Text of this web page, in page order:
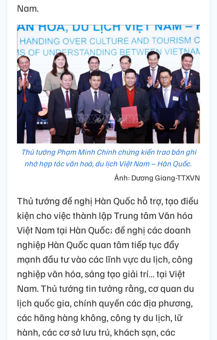
Nam.
Thủ tướng Phạm Minh Chính chứng kiến trao bản ghi
nhớ hợp tác văn hoá, du lịch Việt Nam – Hàn Quốc.
Ảnh: Dương Giang-TTXVN
Thủ tướng đề nghị Hàn Quốc hỗ trợ, tạo điều
kiện cho việc thành lập Trung tâm Văn hóa
Việt Nam tại Hàn Quốc; đề nghị các doanh
nghiệp Hàn Quốc quan tâm tiếp tục đẩy
mạnh đầu tư vào các lĩnh vực du lịch, công
nghiệp văn hóa, sáng tạo giải trí… tại Việt
Nam. Thủ tướng tin tưởng rằng, cơ quan du
lịch quốc gia, chính quyền các địa phương,
các hãng hàng không, công ty du lịch, lữ
hành, các cơ sở lưu trú, khách sạn, các